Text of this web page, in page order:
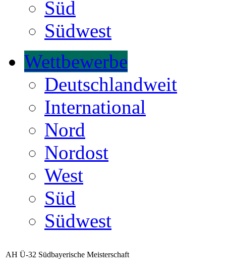
Süd
Südwest
Wettbewerbe
Deutschlandweit
International
Nord
Nordost
West
Süd
Südwest
AH Ü-32 Südbayerische Meisterschaft